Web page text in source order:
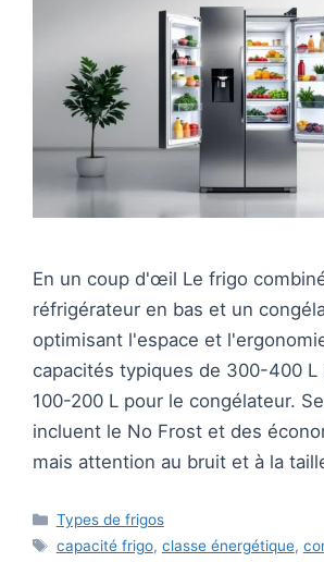
En un coup d'œil Le frigo
réfrigérateur en bas et un
optimisant l'espace et
capacités typiques de 300-400 L
100-200 L pour le congélateur.
incluent le No Frost et des
mais attention au bruit et à la
Catégories
Types de frigos
Étiquettes
capacité frigo, classe énergétique,